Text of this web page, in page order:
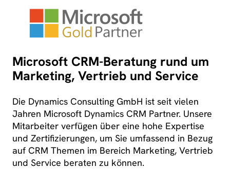
Microsoft CRM-Beratung rund um
Marketing, Vertrieb und Service
Die Dynamics Consulting GmbH ist seit vielen
Jahren Microsoft Dynamics CRM Partner. Unsere
Mitarbeiter verfügen über eine hohe Expertise
und Zertifizierungen, um Sie umfassend in Bezug
auf CRM Themen im Bereich Marketing, Vertrieb
und Service beraten zu können.